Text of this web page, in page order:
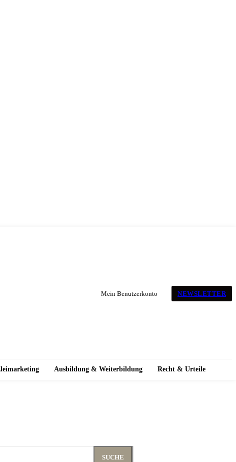
Mein Benutzerkonto NEWSLETTER
Ausbildung & Weiterbildung Recht & Urteile
SUCHE